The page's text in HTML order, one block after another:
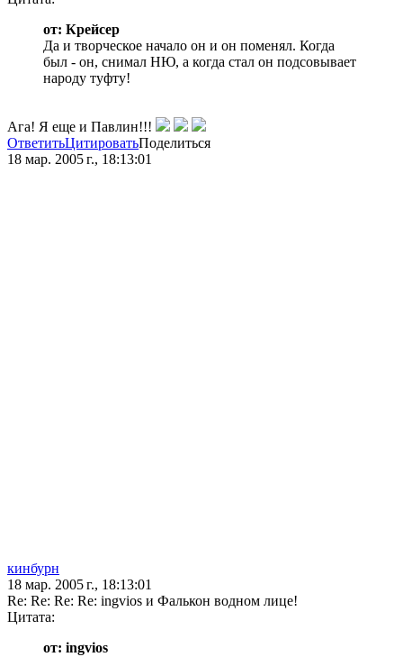
от: Крейсер
Да и творческое начало он и он поменял. Когда
был - он, снимал НЮ, а когда стал он подсовывает
народу туфту!
Ага! Я еще и Павлин!!!
ОтветитьЦитироватьПоделиться
18 мар. 2005 г., 18:13:01
кинбурн
18 мар. 2005 г., 18:13:01
Re: Re: Re: Re: ingvios и Фалькон водном лице!
Цитата:
от: ingvios